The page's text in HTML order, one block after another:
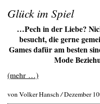
Glück im Spiel
…Pech in der Liebe?
besucht, die gerne
Games dafür am besten
Mode
(mehr …)
von Volker Hansch/Dezember